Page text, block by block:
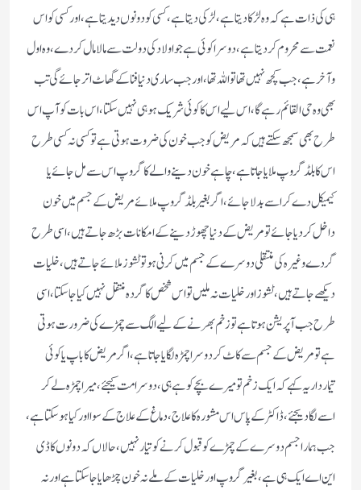
ہی کی ذات ہے کہ وہ لڑکا دیتا ہے، لڑکی دیتا ہے ، کسی کو دونوں دیدیتا ہے، اور کسی کو اس
نعمت سے محروم کر دیتاہے ، دوسرا کوئی ہے جو اولاد کی دولت سے مالا مال کردے ، وہ اول
وآخر ہے، جب کچھ نہیں تھا تو اللہ تھا، اور جب ساری دنیا فنا کے گھاٹ اتر جائے گی تب
بھی وہ حی القائم رہے گا، اس لیے اس کا کوئی شریک ہو ہی نہیں سکتا، اس بات کو آپ اس
طرح بھی سمجھ سکتے ہیں کہ مریض کو جب خون کی ضروت ہوتی ہے تو کسی نہ کسی طرح
اس کا بلڈ گروپ ملایا جاتا ہے ، چاہے خون دینے والے کا گروپ اس سے مل جائے یا
کیمیکل دے کر اسے بدلا جائے، اگر بغیر بلڈ گروپ ملائے مریض کے جسم میں خون
داخل کر دیا جائے تو مریض کے دنیا چھوڑ دینے کے امکانات بڑھ جاتے ہیں، اسی طرح
گردے وغیرہ کی منتقلی دوسرے کے جسم میں کرنی ہو تو ٹشوز ملائے جاتے ہیں، خلیات
دیکھے جاتے ہیں، ٹشوز اور خلیات نہ ملیں تو اس شخص کا گردہ منتقل نہیں کیا جا سکتا ، اسی
طرح جب آپریشن ہوتا ہے تو زخم بھرنے کے لیے الگ سے چمڑے کی ضرورت ہوتی
ہے تو مریض کے جسم سے کاٹ کر دوسرا چمڑہ لگایا جاتا ہے، اگر مریض کا باپ یا کوئی
تیماردار یہ کہے کہ ایک زخم تو میرے بچے کو ہے ہی ، دوسرا مت کیجئے، میرا چمڑہ لے کر
اسے لگا دیجئے ، ڈاکٹر کے پاس اس مشورہ کا علاج ، دماغ کے علاج کے سوا اورکیا ہو سکتا ہے ،
جب ہمارا جسم دوسرے کے چمڑے کو قبول کرنے کو تیار نہیں ، حالاں کہ دونوں کا ڈی
این اے ایک ہی ہے ، بغیر گروپ اور خلیات کے ملے نہ خون چڑھایا جاسکتا ہے اور نہ